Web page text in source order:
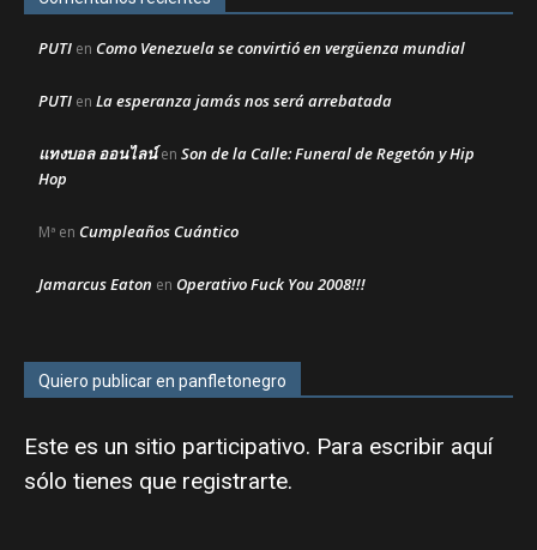
PUTI en Como Venezuela se convirtió en vergüenza mundial
PUTI en La esperanza jamás nos será arrebatada
แทงบอล ออนไลน์en Son de la Calle: Funeral de Regetón y Hip
Hop
Mª en Cumpleaños Cuántico
Jamarcus Eaton en Operativo Fuck You 2008!!!
Quiero publicar en panfletonegro
Este es un sitio participativo. Para escribir aquí
sólo tienes que registrarte.